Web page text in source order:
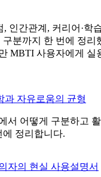
, 인간관계, 커리어·학
분까지 한 번에 정리
MBTI 사용자에게 실
과 자유로움의 균형
서 어떻게 구분하고 활
정리합니다.
자의 현실 사용설명서